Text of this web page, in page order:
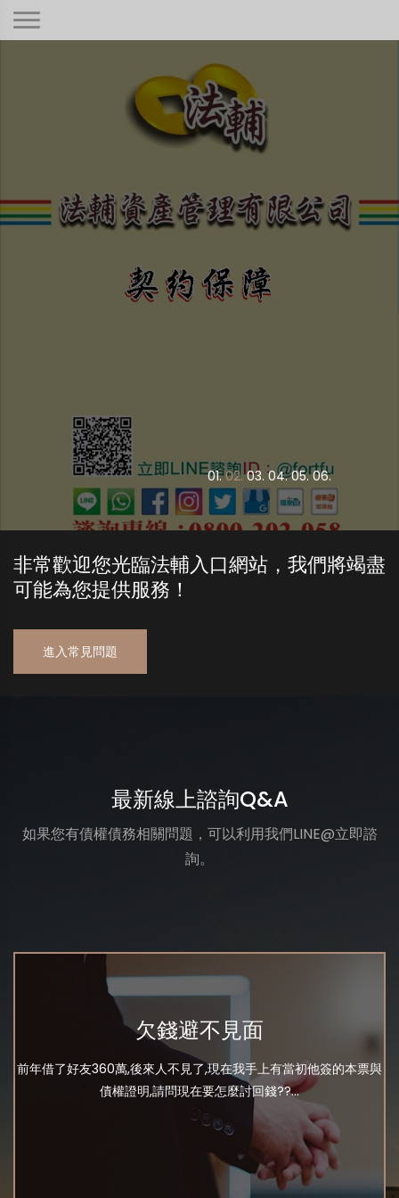
本公司秉持著合情合理合法、正規經
01. 02. 03. 04. 05. 06.
非常歡迎您光臨法輔入口網站，我們將竭盡
可能為您提供服務！
進入常見問題
最新線上諮詢Q&A
如果您有債權債務相關問題，可以利用我們LINE@立即諮
詢。
欠錢避不見面
前年借了好友360萬,後來人不見了,現在我手上有當初他簽的本票與
債權證明,請問現在要怎麼討回錢??...